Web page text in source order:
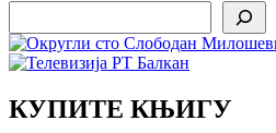
КУПИТЕ КЊИГУ